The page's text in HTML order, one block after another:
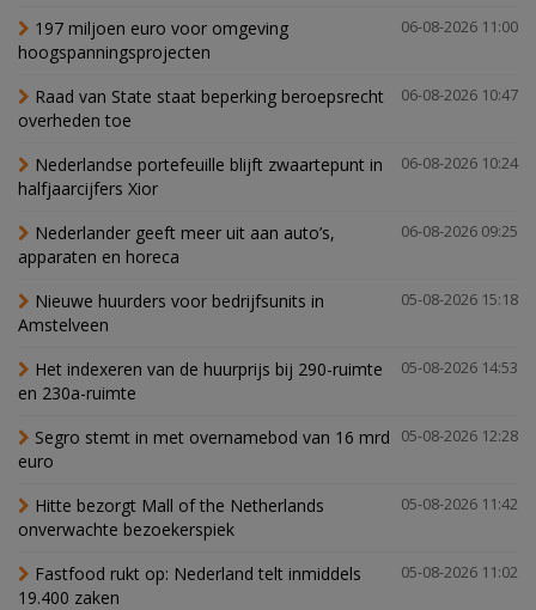
06-08-2026 11:00
197 miljoen euro voor omgeving
hoogspanningsprojecten
06-08-2026 10:47
Raad van State staat beperking beroepsrecht
overheden toe
06-08-2026 10:24
Nederlandse portefeuille blijft zwaartepunt in
halfjaarcijfers Xior
06-08-2026 09:25
Nederlander geeft meer uit aan auto’s,
apparaten en horeca
05-08-2026 15:18
Nieuwe huurders voor bedrijfsunits in
Amstelveen
05-08-2026 14:53
Het indexeren van de huurprijs bij 290-ruimte
en 230a-ruimte
05-08-2026 12:28
Segro stemt in met overnamebod van 16 mrd
euro
05-08-2026 11:42
Hitte bezorgt Mall of the Netherlands
onverwachte bezoekerspiek
05-08-2026 11:02
Fastfood rukt op: Nederland telt inmiddels
19.400 zaken